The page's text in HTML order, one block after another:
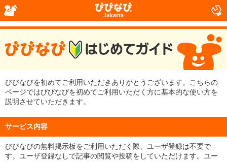
Jakarta
びびなびを初めてご利用いただきありがとうございます。こちらの
ページではびびなびを初めてご利用いただく方に基本的な使い方を
説明させていただきます。
サービス内容
びびなびの無料掲示板をご利用いただく際、ユーザ登録は不要で
す。ユーザ登録なしで記事の閲覧や投稿をしていただけます。ユー